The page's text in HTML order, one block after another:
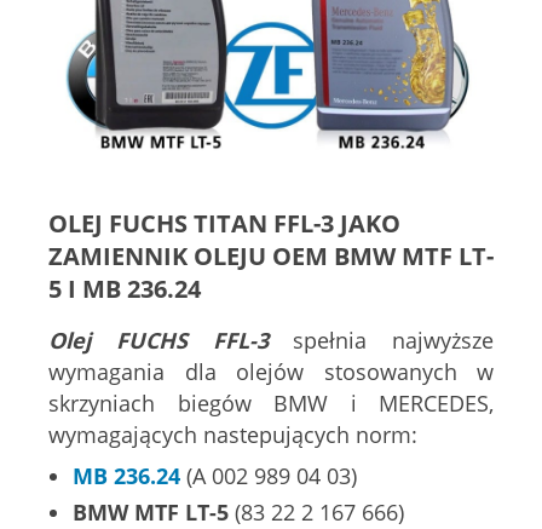
OLEJ FUCHS TITAN FFL-3 JAKO
ZAMIENNIK OLEJU OEM BMW MTF LT-
5 I MB 236.24
Olej FUCHS FFL-3spełnia najwyższe
wymagania dla olejów stosowanych w
skrzyniach biegów BMW i MERCEDES,
wymagających nastepujących norm:
MB 236.24 (A 002 989 04 03)
BMW MTF LT-5 (83 22 2 167 666)